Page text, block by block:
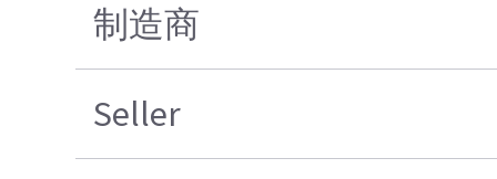
制造商
Seller